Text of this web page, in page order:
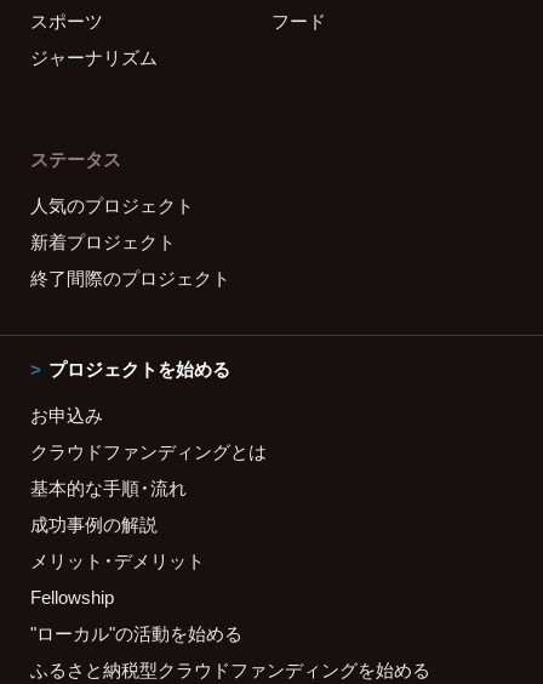
スポーツ
フード
ジャーナリズム
ステータス
人気のプロジェクト
新着プロジェクト
終了間際のプロジェクト
プロジェクトを始める
お申込み
クラウドファンディングとは
基本的な手順・流れ
成功事例の解説
メリット・デメリット
Fellowship
"ローカル"の活動を始める
ふるさと納税型クラウドファンディングを始める